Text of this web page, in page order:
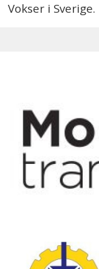
Vokser i Sverige.